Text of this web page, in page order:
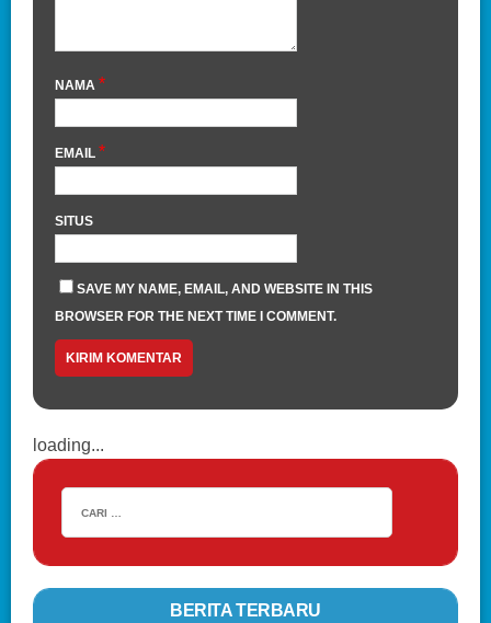
NAMA *
EMAIL *
SITUS
SAVE MY NAME, EMAIL, AND WEBSITE IN THIS
BROWSER FOR THE NEXT TIME I COMMENT.
loading...
BERITA TERBARU